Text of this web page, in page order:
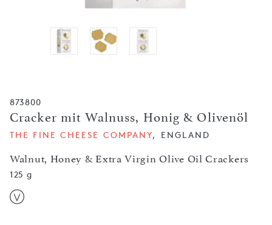
873800
Cracker mit Walnuss, Honig & Olivenöl
Walnut, Honey & Extra Virgin Olive Oil Crackers
THE FINE CHEESE COMPANY, ENGLAND
125 g